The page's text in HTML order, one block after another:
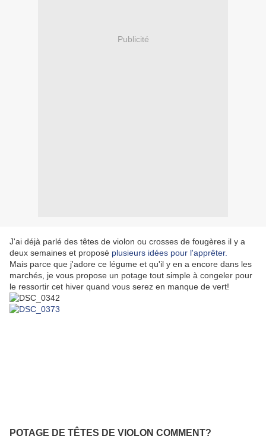
Publicité
J'ai déjà parlé des têtes de violon ou crosses de fougères il y a
deux semaines et proposé plusieurs idées pour l'apprêter.
Mais parce que j'adore ce légume et qu'il y en a encore dans les
marchés, je vous propose un potage tout simple à congeler pour
le ressortir cet hiver quand vous serez en manque de vert!
POTAGE DE TÊTES DE VIOLON COMMENT?